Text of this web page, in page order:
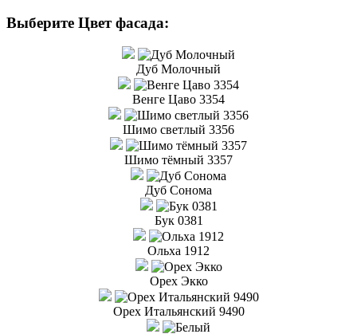
Выберите Цвет фасада:
Дуб Молочный
Венге Цаво 3354
Шимо светлый 3356
Шимо тёмный 3357
Дуб Сонома
Бук 0381
Ольха 1912
Орех Экко
Орех Итальянский 9490